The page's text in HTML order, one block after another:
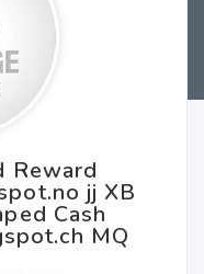
Reward
jj XB
Cash
MQ